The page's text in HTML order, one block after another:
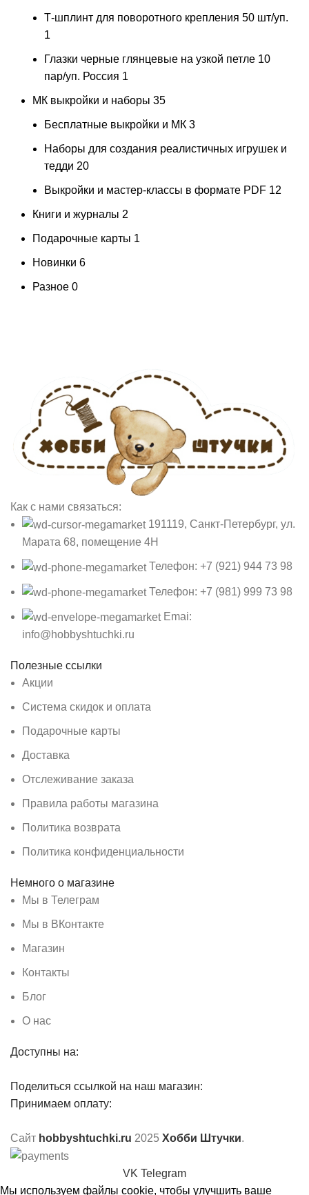
Т-шплинт для поворотного крепления 50 шт/уп.
1
Глазки черные глянцевые на узкой петле 10
пар/уп. Россия 1
МК выкройки и наборы 35
Бесплатные выкройки и МК 3
Наборы для создания реалистичных игрушек и
тедди 20
Выкройки и мастер-классы в формате PDF 12
Книги и журналы 2
Подарочные карты 1
Новинки 6
Разное 0
Как с нами связаться:
191119, Санкт-Петербург, ул.
Марата 68, помещение 4Н
Телефон: +7 (921) 944 73 98
Телефон: +7 (981) 999 73 98
Emai:
info@hobbyshtuchki.ru
Полезные ссылки
Акции
Система скидок и оплата
Подарочные карты
Доставка
Отслеживание заказа
Правила работы магазина
Политика возврата
Политика конфиденциальности
Немного о магазине
Мы в Телеграм
Мы в ВКонтакте
Магазин
Контакты
Блог
О нас
Доступны на:
Поделиться ссылкой на наш магазин:
Принимаем оплату:
Сайт hobbyshtuchki.ru 2025 Хобби Штучки.
VK Telegram
Мы используем файлы cookie, чтобы улучшить ваше